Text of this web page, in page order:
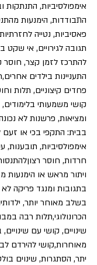
אימפולסיביות, התנתקות
התבודדות, הימנעות
פאסיביות, נטייה
תגובה לגירויים, אי שקט
להתרכז לזמן קצר,
התעניינות בילדים
פחדים קיצוניים, תלות
קושי משמעותי
ומציאות, פרשנות לא
בבית: התקפי בכי או זעם
אימפולסיביות, תובענות,
חרדות, חוסר
ויתור מראש או הימנעות
בתגובות ומנגד פריקה
בשלב מאוחר יותר,
הכרונולוגי,תלות רבה
שינויים, קושי עם
מאוחרות,קושי להירדם
יתר, הסתגרות, שינוים